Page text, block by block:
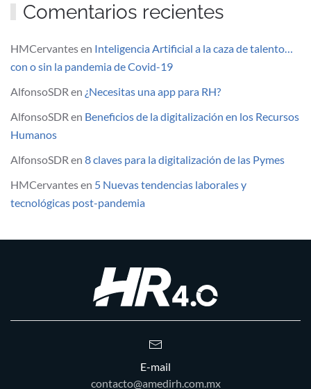
Comentarios recientes
HMCervantesen Inteligencia Artificial a la caza de talento…
con o sin la pandemia de Covid-19
AlfonsoSDR en ¿Necesitas una app para RH?
AlfonsoSDR en Beneficios de la digitalización en los Recursos
Humanos
AlfonsoSDR en 8 claves para la digitalización de las Pymes
HMCervantesen 5 Nuevas tendencias laborales y
tecnológicas post-pandemia
E-mail
contacto@amedirh.com.mx